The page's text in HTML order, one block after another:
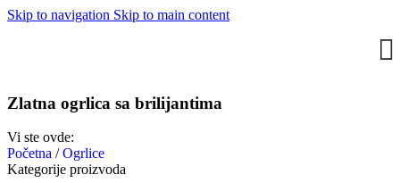
Skip to navigation Skip to main content
Zlatna ogrlica sa brilijantima
Vi ste ovde:
Početna / Ogrlice
Kategorije proizvoda